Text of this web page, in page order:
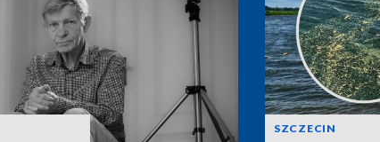
SZCZECIN